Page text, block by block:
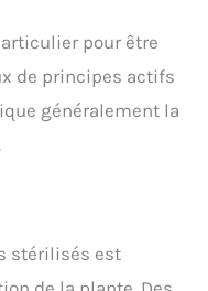
pour être
de principes actifs
généralement la
stérilisés est